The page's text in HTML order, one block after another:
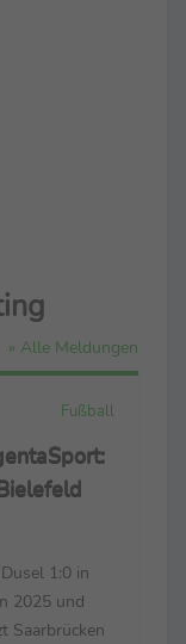
» Alle Meldungen
Fußball
1:0 in
2025 und
Saarbrücken